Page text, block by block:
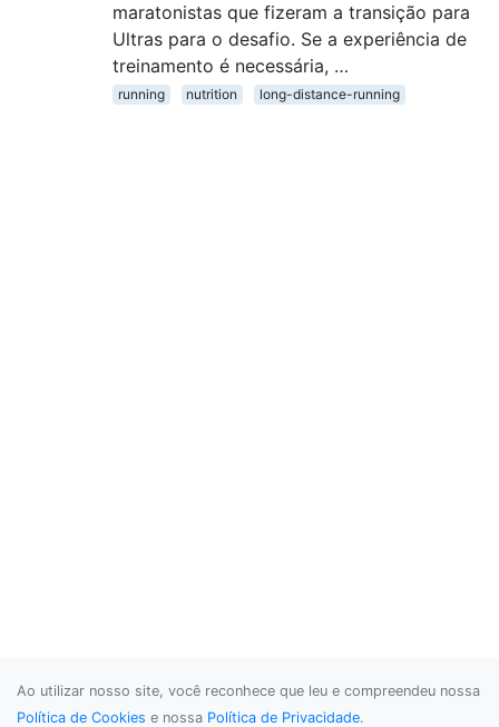
maratonistas que fizeram a transição para
Ultras para o desafio. Se a experiência de
treinamento é necessária, …
running nutrition long-distance-running
Ao utilizar nosso site, você reconhece que leu e compreendeu nossa
Política de Cookies e nossa Política de Privacidade.